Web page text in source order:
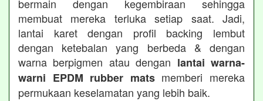
bermain dengan kegembiraan sehingga
membuat mereka terluka setiap saat. Jadi,
lantai karet dengan profil backing lembut
dengan ketebalan yang berbeda & dengan
warna berpigmen atau dengan lantai warna-
warni EPDM rubber matsmemberi mereka
permukaan keselamatan yang lebih baik.